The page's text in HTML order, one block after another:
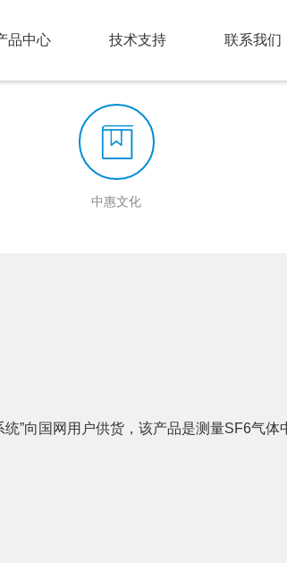
品中心 技术支持 联系我们
中惠文化
向国网用户供货，该产品是测量SF6气体